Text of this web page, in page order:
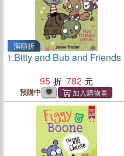
滿額折
1.Bitty and Bub and Friends
95
782
預購中